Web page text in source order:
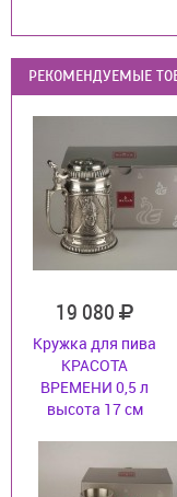
РЕКОМЕНДУЕМЫЕ
19 080
Кружка для пива
КРАСОТА
ВРЕМЕНИ 0,5 л
высота 17 см